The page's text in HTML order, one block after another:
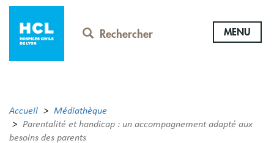
Aller
contenu
principal
Rechercher MENU
Accueil
Médiathèque
Parentalité et handicap : un accompagnement adapté aux
besoins des parents